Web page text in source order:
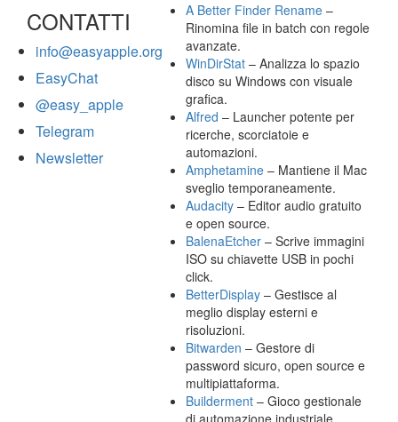
CONTATTI
info@easyapple.org
EasyChat
@easy_apple
Telegram
Newsletter
A Better Finder Rename –
Rinomina file in batch con regole
avanzate.
WinDirStat – Analizza lo spazio
disco su Windows con visuale
grafica.
Alfred – Launcher potente per
ricerche, scorciatoie e
automazioni.
Amphetamine – Mantiene il Mac
sveglio temporaneamente.
Audacity – Editor audio gratuito
e open source.
BalenaEtcher – Scrive immagini
ISO su chiavette USB in pochi
click.
BetterDisplay – Gestisce al
meglio display esterni e
risoluzioni.
Bitwarden – Gestore di
password sicuro, open source e
multipiattaforma.
Builderment – Gioco gestionale
di automazione industriale.